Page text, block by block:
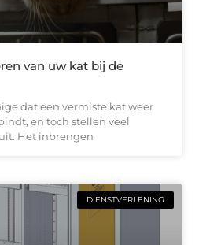
van uw kat bij de
dat een vermiste kat weer
en toch stellen veel
Het inbrengen
DIENSTVERLENING